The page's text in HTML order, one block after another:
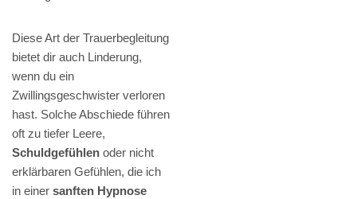
Diese Art der Trauerbegleitung
bietet dir auch Linderung,
wenn du ein
Zwillingsgeschwister verloren
hast. Solche Abschiede führen
oft zu tiefer Leere,
Schuldgefühlen oder nicht
erklärbaren Gefühlen, die ich
in einer sanften Hypnose